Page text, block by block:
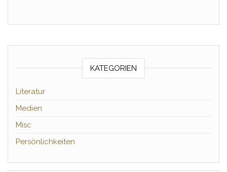
KATEGORIEN
Literatur
Medien
Misc
Persönlichkeiten